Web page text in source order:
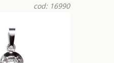
cod: 16990